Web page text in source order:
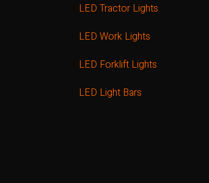
LED Tractor Lights
LED Work Lights
LED Forklift Lights
LED Light Bars